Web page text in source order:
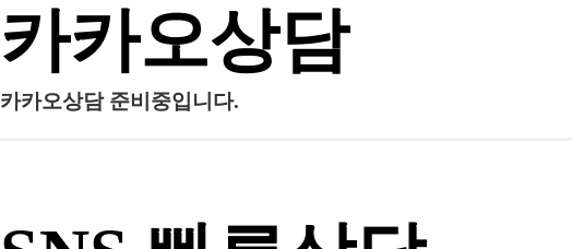
카카오상담
카카오상담 준비중입니다.